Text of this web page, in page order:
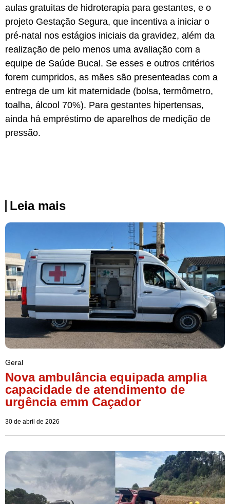
aulas gratuitas de hidroterapia para gestantes, e o
projeto Gestação Segura, que incentiva a iniciar o
pré-natal nos estágios iniciais da gravidez, além da
realização de pelo menos uma avaliação com a
equipe de Saúde Bucal. Se esses e outros critérios
forem cumpridos, as mães são presenteadas com a
entrega de um kit maternidade (bolsa, termômetro,
toalha, álcool 70%). Para gestantes hipertensas,
ainda há empréstimo de aparelhos de medição de
pressão.
Leia mais
Geral
Nova ambulância equipada amplia
capacidade de atendimento de
urgência emm Caçador
30 de abril de 2026